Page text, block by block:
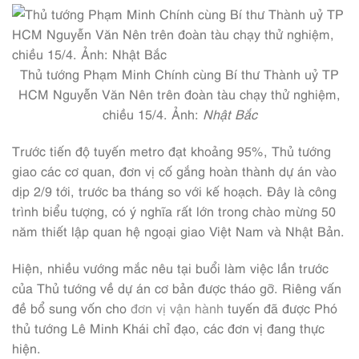
Thủ tướng Phạm Minh Chính cùng Bí thư Thành uỷ TP
HCM Nguyễn Văn Nên trên đoàn tàu chạy thử nghiệm,
chiều 15/4. Ảnh: Nhật Bắc
Trước tiến độ tuyến metro đạt khoảng 95%, Thủ tướng
giao các cơ quan, đơn vị cố gắng hoàn thành dự án vào
dịp 2/9 tới, trước ba tháng so với kế hoạch. Đây là công
trình biểu tượng, có ý nghĩa rất lớn trong chào mừng 50
năm thiết lập quan hệ ngoại giao Việt Nam và Nhật Bản.
Hiện, nhiều vướng mắc nêu tại buổi làm việc lần trước
của Thủ tướng về dự án cơ bản được tháo gỡ. Riêng vấn
đề bổ sung vốn cho đơn vị vận hành tuyến đã được Phó
thủ tướng Lê Minh Khái chỉ đạo, các đơn vị đang thực
hiện.